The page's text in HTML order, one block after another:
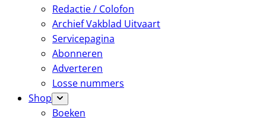
Redactie / Colofon
Archief Vakblad Uitvaart
Servicepagina
Abonneren
Adverteren
Losse nummers
Shop
Boeken